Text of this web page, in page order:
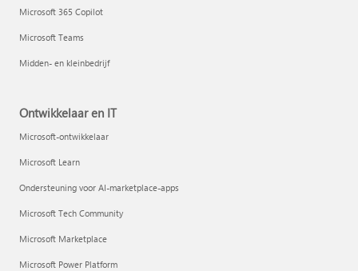
Microsoft 365 Copilot
Microsoft Teams
Midden- en kleinbedrijf
Ontwikkelaar en IT
Microsoft-ontwikkelaar
Microsoft Learn
Ondersteuning voor AI-marketplace-apps
Microsoft Tech Community
Microsoft Marketplace
Microsoft Power Platform